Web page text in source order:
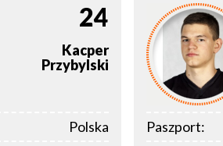
24
Kacper
Przybylski
Polska
Paszport: